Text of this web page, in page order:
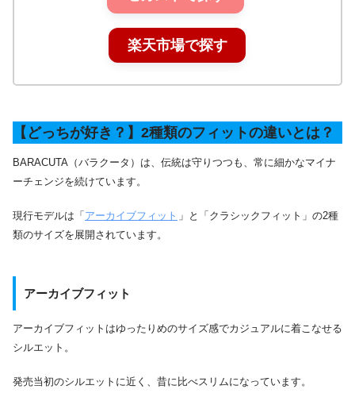
楽天市場で探す
【どっちが好き？】2種類のフィットの違いとは？
BARACUTA（バラクータ）は、伝統は守りつつも、常に細かなマイナ
ーチェンジを続けています。
現行モデルは「 アーカイブフィット 」と「クラシックフィット」の2種
類のサイズを展開されています。
アーカイブフィット
アーカイブフィットはゆったりめのサイズ感でカジュアルに着こなせる
シルエット。
発売当初のシルエットに近く、昔に比べスリムになっています。